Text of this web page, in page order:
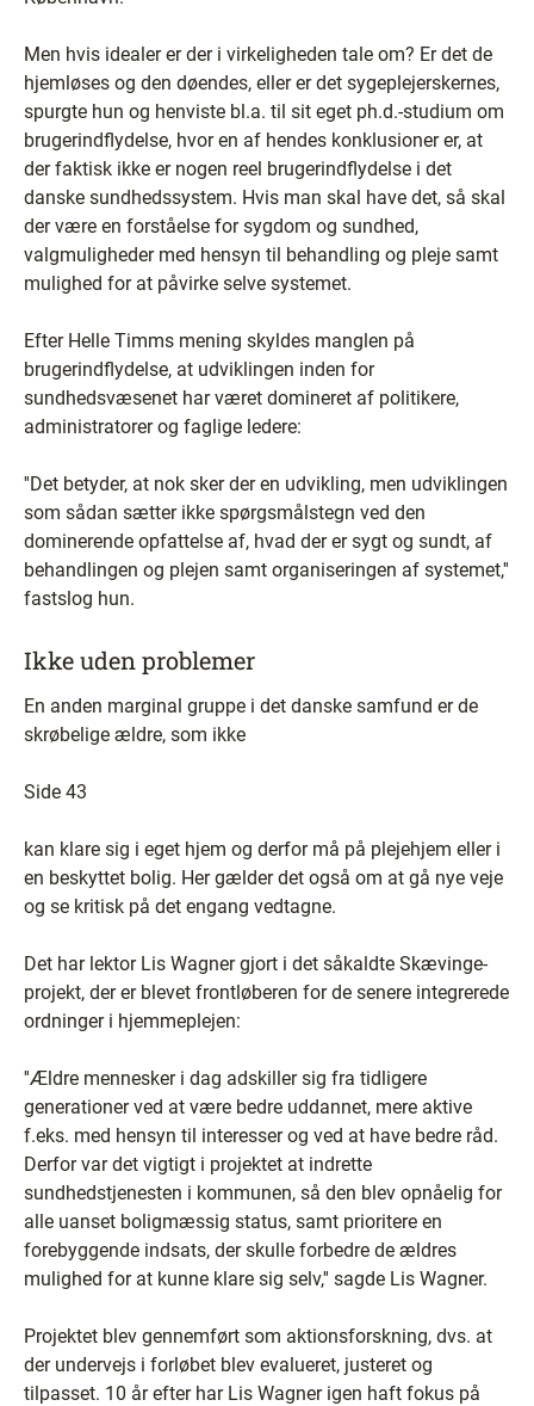
Men hvis idealer er der i virkeligheden tale om? Er det de
hjemløses og den døendes, eller er det sygeplejerskernes,
spurgte hun og henviste bl.a. til sit eget ph.d.-studium om
brugerindflydelse, hvor en af hendes konklusioner er, at
der faktisk ikke er nogen reel brugerindflydelse i det
danske sundhedssystem. Hvis man skal have det, så skal
der være en forståelse for sygdom og sundhed,
valgmuligheder med hensyn til behandling og pleje samt
mulighed for at påvirke selve systemet.
Efter Helle Timms mening skyldes manglen på
brugerindflydelse, at udviklingen inden for
sundhedsvæsenet har været domineret af politikere,
administratorer og faglige ledere:
''Det betyder, at nok sker der en udvikling, men udviklingen
som sådan sætter ikke spørgsmålstegn ved den
dominerende opfattelse af, hvad der er sygt og sundt, af
behandlingen og plejen samt organiseringen af systemet,''
fastslog hun.
Ikke uden problemer
En anden marginal gruppe i det danske samfund er de
skrøbelige ældre, som ikke
Side 43
kan klare sig i eget hjem og derfor må på plejehjem eller i
en beskyttet bolig. Her gælder det også om at gå nye veje
og se kritisk på det engang vedtagne.
Det har lektor Lis Wagner gjort i det såkaldte Skævinge-
projekt, der er blevet frontløberen for de senere integrerede
ordninger i hjemmeplejen:
''Ældre mennesker i dag adskiller sig fra tidligere
generationer ved at være bedre uddannet, mere aktive
f.eks. med hensyn til interesser og ved at have bedre råd.
Derfor var det vigtigt i projektet at indrette
sundhedstjenesten i kommunen, så den blev opnåelig for
alle uanset boligmæssig status, samt prioritere en
forebyggende indsats, der skulle forbedre de ældres
mulighed for at kunne klare sig selv,'' sagde Lis Wagner.
Projektet blev gennemført som aktionsforskning, dvs. at
der undervejs i forløbet blev evalueret, justeret og
tilpasset. 10 år efter har Lis Wagner igen haft fokus på